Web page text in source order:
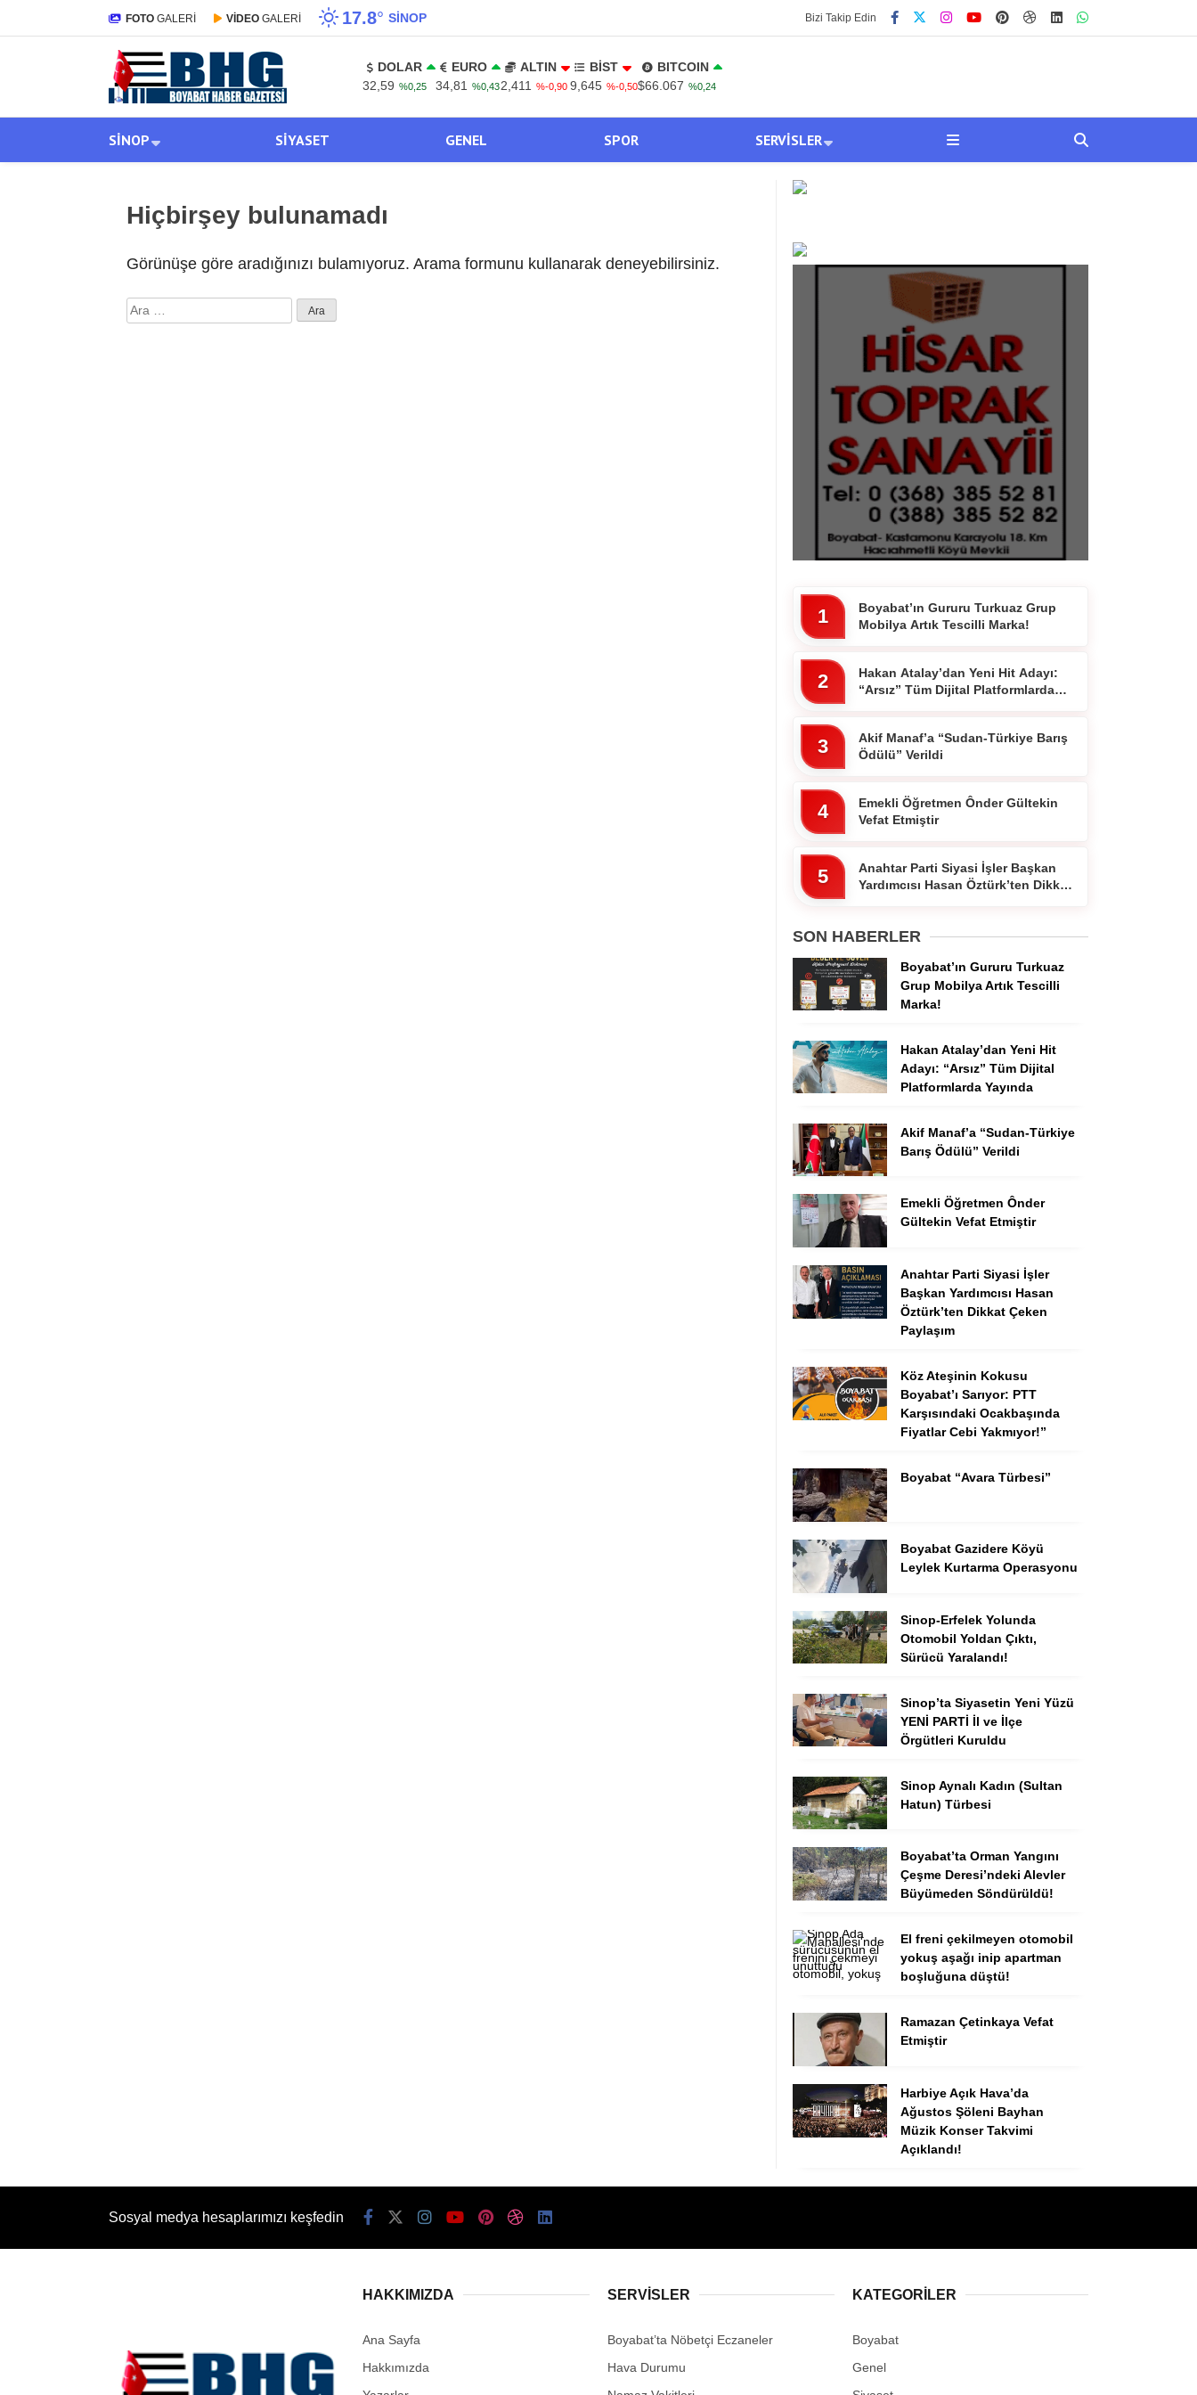
FOTO GALERİ VİDEO GALERİ 17.8° SINOP Bizi Takip Edin
DOLAR
32,59 %0,25
EURO
34,81
%0,43
ALTIN
2,411
%-0,90
BİST
9,645 %-0,50
BITCOIN
$66.067 %0,24
SINOP SIYASET GENEL SPOR SERVISLER
Hiçbirşey bulunamadı
Görünüşe göre aradığınızı bulamıyoruz. Arama formunu kullanarak deneyebilirsiniz.
Arama:
1
Boyabat’ın Gururu Turkuaz Grup
Mobilya Artık Tescilli Marka!
2
Hakan Atalay’dan Yeni Hit Adayı:
“Arsız” Tüm Dijital Platformlarda
3
Akif Manaf’a “Sudan-Türkiye Barış
Ödülü” Verildi
4
Emekli Öğretmen Ônder Gültekin
Vefat Etmiştir
5
Anahtar Parti Siyasi İşler Başkan
Yardımcısı Hasan Öztürk’ten Dikkat
SON HABERLER
Boyabat’ın Gururu Turkuaz
Grup Mobilya Artık Tescilli
Marka!
Hakan Atalay’dan Yeni Hit
Adayı: “Arsız” Tüm Dijital
Platformlarda Yayında
Akif Manaf’a “Sudan-Türkiye
Barış Ödülü” Verildi
Emekli Öğretmen Ônder
Gültekin Vefat Etmiştir
Anahtar Parti Siyasi İşler
Başkan Yardımcısı Hasan
Öztürk’ten Dikkat Çeken
Paylaşım
Köz Ateşinin Kokusu
Boyabat’ı Sarıyor: PTT
Karşısındaki Ocakbaşında
Fiyatlar Cebi Yakmıyor!”
Boyabat “Avara Türbesi”
Boyabat Gazidere Köyü
Leylek Kurtarma Operasyonu
Sinop-Erfelek Yolunda
Otomobil Yoldan Çıktı,
Sürücü Yaralandı!
Sinop’ta Siyasetin Yeni Yüzü
YENİ PARTİ İl ve İlçe
Örgütleri Kuruldu
Sinop Aynalı Kadın (Sultan
Hatun) Türbesi
Boyabat’ta Orman Yangını
Çeşme Deresi’ndeki Alevler
Büyümeden Söndürüldü!
El freni çekilmeyen otomobil
yokuş aşağı inip apartman
boşluğuna düştü!
Ramazan Çetinkaya Vefat
Etmiştir
Harbiye Açık Hava’da
Ağustos Şöleni Bayhan
Müzik Konser Takvimi
Açıklandı!
Sosyal medya hesaplarımızı keşfedin
HAKKIMIZDA
Ana Sayfa
Hakkımızda
SERVISLER
Boyabat’ta Nöbetçi Eczaneler
Hava Durumu
KATEGORILER
Boyabat
Genel